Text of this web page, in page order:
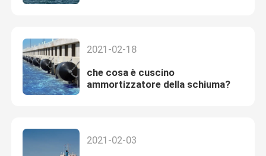
2021-02-18
che cosa è cuscino
ammortizzatore della schiuma?
2021-02-03